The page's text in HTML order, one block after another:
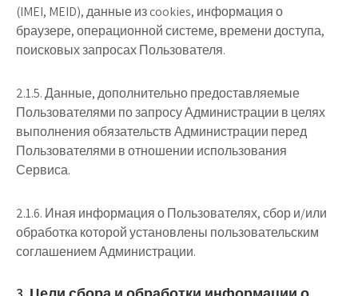
(IMEI, MEID), данные из cookies, информация о
браузере, операционной системе, времени доступа,
поисковых запросах Пользователя.
2.1.5. Данные, дополнительно предоставляемые
Пользователями по запросу Администрации в целях
выполнения обязательств Администрации перед
Пользователями в отношении использования
Сервиса.
2.1.6. Иная информация о Пользователях, сбор и/или
обработка которой установлены пользовательским
соглашением Администрации.